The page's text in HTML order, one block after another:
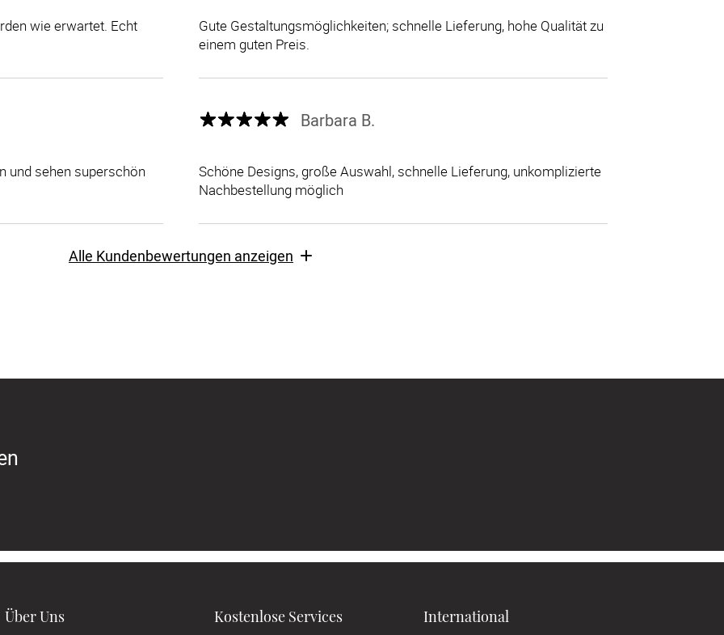
wie erwartet. Echt
Gute Gestaltungsmöglichkeiten; schnelle Lieferung, hohe Qualität zu
einem guten Preis.
und sehen superschön
Barbara B.
Schöne Designs, große Auswahl, schnelle Lieferung, unkomplizierte
Nachbestellung möglich
Alle Kundenbewertungen anzeigen
Über Uns Kostenlose Services International